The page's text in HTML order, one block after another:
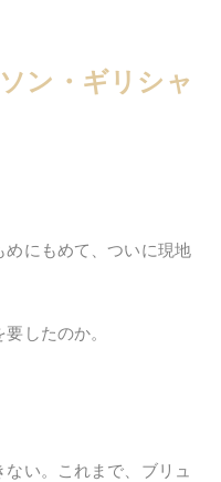
ン・ギリシャ
にもめて、ついに現地
したのか。
い。これまで、ブリュ